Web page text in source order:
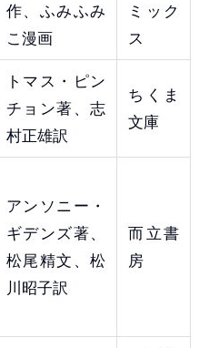
作、ふみふみ
こ漫画
ミック
ス
トマス・ピン
チョン著、志
村正雄訳
ちくま
文庫
アンソニー・
ギデンズ著、
松尾精文、松
川昭子訳
而立書
房